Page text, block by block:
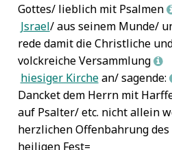
Gottes/ lieblich mit Psalmen
Jsrael/ aus seinem Munde/
rede damit die Christliche
volckreiche Versammlung L
hiesiger Kirchean/ sagende:
Dancket dem Herrn mit
auf Psalter/etc. nicht allein
herzlichen Offenbahrung
heiligen Fest=